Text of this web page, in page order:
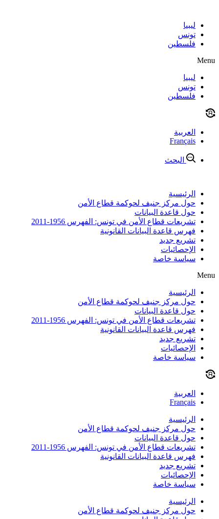
contentليبيا
تونس
فلسطين
Menu
ليبيا
تونس
فلسطين
العربية
Français
البحث
الرئيسية
حول مركز جنيف لحوكمة قطاع الأمن
حول قاعدة البيانات
تشريعات قطاع الأمن في تونس: الفهرس 1956-2011
فهرس قاعدة البيانات القانونية
تشريع جديد
الإحصائيات
سياسة خاصة
Menu
الرئيسية
حول مركز جنيف لحوكمة قطاع الأمن
حول قاعدة البيانات
تشريعات قطاع الأمن في تونس: الفهرس 1956-2011
فهرس قاعدة البيانات القانونية
تشريع جديد
الإحصائيات
سياسة خاصة
العربية
Français
الرئيسية
حول مركز جنيف لحوكمة قطاع الأمن
حول قاعدة البيانات
تشريعات قطاع الأمن في تونس: الفهرس 1956-2011
فهرس قاعدة البيانات القانونية
تشريع جديد
الإحصائيات
سياسة خاصة
الرئيسية
حول مركز جنيف لحوكمة قطاع الأمن